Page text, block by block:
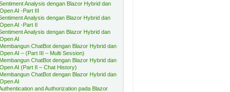
Analysis dengan Blazor Hybrid dan
AI -Part III
Analysis dengan Blazor Hybrid dan
AI -Part II
Analysis dengan Blazor Hybrid dan
AI
Membangun ChatBot dengan Blazor Hybrid dan
AI – (Part III – Multi Session)
Membangun ChatBot dengan Blazor Hybrid dan
AI (Part II – Chat History)
Membangun ChatBot dengan Blazor Hybrid dan
AI
and Authorization pada Blazor